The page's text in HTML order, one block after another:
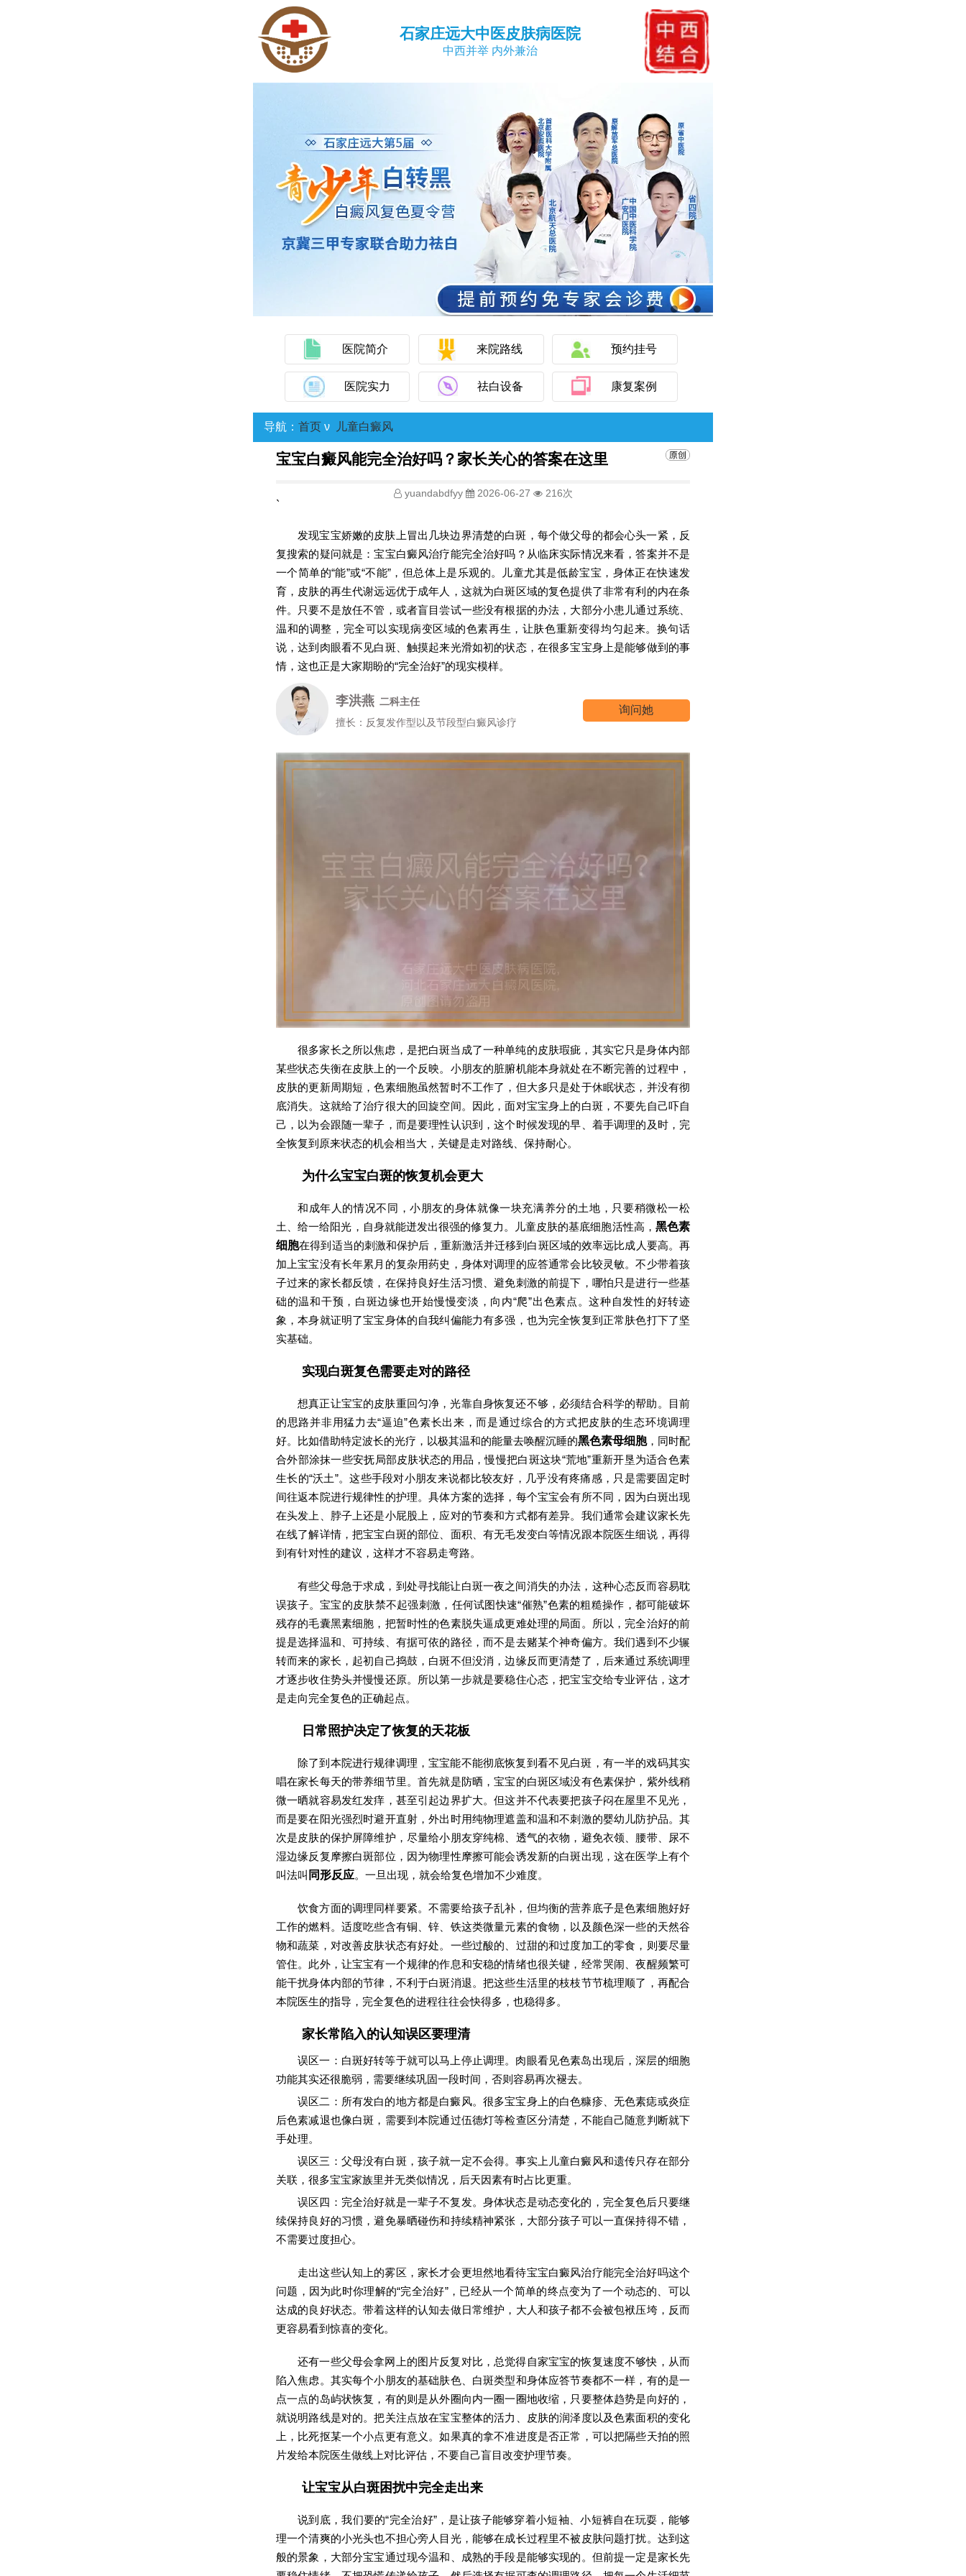
石家庄远大中医皮肤病医院
中西并举 内外兼治
医院简介 来院路线 预约挂号
医院实力 祛白设备 康复案例
导航： 首页 ν 儿童白癜风
宝宝白癜风能完全治好吗？家长关心的答案在这里
yuandabdfyy 2026-06-27 216次
`
发现宝宝娇嫩的皮肤上冒出几块边界清楚的白斑，每个做父母的都会心头一紧，反
复搜索的疑问就是：宝宝白癜风治疗能完全治好吗？从临床实际情况来看，答案并不是
一个简单的“能”或“不能”，但总体上是乐观的。儿童尤其是低龄宝宝，身体正在快速发
育，皮肤的再生代谢远远优于成年人，这就为白斑区域的复色提供了非常有利的内在条
件。只要不是放任不管，或者盲目尝试一些没有根据的办法，大部分小患儿通过系统、
温和的调整，完全可以实现病变区域的色素再生，让肤色重新变得均匀起来。换句话
说，达到肉眼看不见白斑、触摸起来光滑如初的状态，在很多宝宝身上是能够做到的事
情，这也正是大家期盼的“完全治好”的现实模样。
李洪燕 二科主任
擅长：反复发作型以及节段型白癜风诊疗
询问她
很多家长之所以焦虑，是把白斑当成了一种单纯的皮肤瑕疵，其实它只是身体内部
某些状态失衡在皮肤上的一个反映。小朋友的脏腑机能本身就处在不断完善的过程中，
皮肤的更新周期短，色素细胞虽然暂时不工作了，但大多只是处于休眠状态，并没有彻
底消失。这就给了治疗很大的回旋空间。因此，面对宝宝身上的白斑，不要先自己吓自
己，以为会跟随一辈子，而是要理性认识到，这个时候发现的早、着手调理的及时，完
全恢复到原来状态的机会相当大，关键是走对路线、保持耐心。
为什么宝宝白斑的恢复机会更大
和成年人的情况不同，小朋友的身体就像一块充满养分的土地，只要稍微松一松
土、给一给阳光，自身就能迸发出很强的修复力。儿童皮肤的基底细胞活性高， 黑色素
细胞在得到适当的刺激和保护后，重新激活并迁移到白斑区域的效率远比成人要高。再
加上宝宝没有长年累月的复杂用药史，身体对调理的应答通常会比较灵敏。不少带着孩
子过来的家长都反馈，在保持良好生活习惯、避免刺激的前提下，哪怕只是进行一些基
础的温和干预，白斑边缘也开始慢慢变淡，向内“爬”出色素点。这种自发性的好转迹
象，本身就证明了宝宝身体的自我纠偏能力有多强，也为完全恢复到正常肤色打下了坚
实基础。
实现白斑复色需要走对的路径
想真正让宝宝的皮肤重回匀净，光靠自身恢复还不够，必须结合科学的帮助。目前
的思路并非用猛力去“逼迫”色素长出来，而是通过综合的方式把皮肤的生态环境调理
好。比如借助特定波长的光疗，以极其温和的能量去唤醒沉睡的黑色素母细胞，同时配
合外部涂抹一些安抚局部皮肤状态的用品，慢慢把白斑这块“荒地”重新开垦为适合色素
生长的“沃土”。这些手段对小朋友来说都比较友好，几乎没有疼痛感，只是需要固定时
间往返本院进行规律性的护理。具体方案的选择，每个宝宝会有所不同，因为白斑出现
在头发上、脖子上还是小屁股上，应对的节奏和方式都有差异。我们通常会建议家长先
在线了解详情，把宝宝白斑的部位、面积、有无毛发变白等情况跟本院医生细说，再得
到有针对性的建议，这样才不容易走弯路。
有些父母急于求成，到处寻找能让白斑一夜之间消失的办法，这种心态反而容易耽
误孩子。宝宝的皮肤禁不起强刺激，任何试图快速“催熟”色素的粗糙操作，都可能破坏
残存的毛囊黑素细胞，把暂时性的色素脱失逼成更难处理的局面。所以，完全治好的前
提是选择温和、可持续、有据可依的路径，而不是去赌某个神奇偏方。我们遇到不少辗
转而来的家长，起初自己捣鼓，白斑不但没消，边缘反而更清楚了，后来通过系统调理
才逐步收住势头并慢慢还原。所以第一步就是要稳住心态，把宝宝交给专业评估，这才
是走向完全复色的正确起点。
日常照护决定了恢复的天花板
除了到本院进行规律调理，宝宝能不能彻底恢复到看不见白斑，有一半的戏码其实
唱在家长每天的带养细节里。首先就是防晒，宝宝的白斑区域没有色素保护，紫外线稍
微一晒就容易发红发痒，甚至引起边界扩大。但这并不代表要把孩子闷在屋里不见光，
而是要在阳光强烈时避开直射，外出时用纯物理遮盖和温和不刺激的婴幼儿防护品。其
次是皮肤的保护屏障维护，尽量给小朋友穿纯棉、透气的衣物，避免衣领、腰带、尿不
湿边缘反复摩擦白斑部位，因为物理性摩擦可能会诱发新的白斑出现，这在医学上有个
叫法叫 同形反应。一旦出现，就会给复色增加不少难度。
饮食方面的调理同样要紧。不需要给孩子乱补，但均衡的营养底子是色素细胞好好
工作的燃料。适度吃些含有铜、锌、铁这类微量元素的食物，以及颜色深一些的天然谷
物和蔬菜，对改善皮肤状态有好处。一些过酸的、过甜的和过度加工的零食，则要尽量
管住。此外，让宝宝有一个规律的作息和安稳的情绪也很关键，经常哭闹、夜醒频繁可
能干扰身体内部的节律，不利于白斑消退。把这些生活里的枝枝节节梳理顺了，再配合
本院医生的指导，完全复色的进程往往会快得多，也稳得多。
家长常陷入的认知误区要理清
误区一：白斑好转等于就可以马上停止调理。肉眼看见色素岛出现后，深层的细胞
功能其实还很脆弱，需要继续巩固一段时间，否则容易再次褪去。
误区二：所有发白的地方都是白癜风。很多宝宝身上的白色糠疹、无色素痣或炎症
后色素减退也像白斑，需要到本院通过伍德灯等检查区分清楚，不能自己随意判断就下
手处理。
误区三：父母没有白斑，孩子就一定不会得。事实上儿童白癜风和遗传只存在部分
关联，很多宝宝家族里并无类似情况，后天因素有时占比更重。
误区四：完全治好就是一辈子不复发。身体状态是动态变化的，完全复色后只要继
续保持良好的习惯，避免暴晒碰伤和持续精神紧张，大部分孩子可以一直保持得不错，
不需要过度担心。
走出这些认知上的雾区，家长才会更坦然地看待宝宝白癜风治疗能完全治好吗这个
问题，因为此时你理解的“完全治好”，已经从一个简单的终点变为了一个动态的、可以
达成的良好状态。带着这样的认知去做日常维护，大人和孩子都不会被包袱压垮，反而
更容易看到惊喜的变化。
还有一些父母会拿网上的图片反复对比，总觉得自家宝宝的恢复速度不够快，从而
陷入焦虑。其实每个小朋友的基础肤色、白斑类型和身体应答节奏都不一样，有的是一
点一点的岛屿状恢复，有的则是从外圈向内一圈一圈地收缩，只要整体趋势是向好的，
就说明路线是对的。把关注点放在宝宝整体的活力、皮肤的润泽度以及色素面积的变化
上，比死抠某一个小点更有意义。如果真的拿不准进度是否正常，可以把隔些天拍的照
片发给本院医生做线上对比评估，不要自己盲目改变护理节奏。
让宝宝从白斑困扰中完全走出来
说到底，我们要的“完全治好”，是让孩子能够穿着小短袖、小短裤自在玩耍，能够
理一个清爽的小光头也不担心旁人目光，能够在成长过程里不被皮肤问题打扰。达到这
般的景象，大部分宝宝通过现今温和、成熟的手段是能够实现的。但前提一定是家长先